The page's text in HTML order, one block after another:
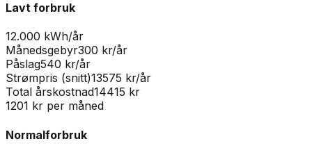
Lavt forbruk
12.000 kWh/år
Månedsgebyr300 kr/år
Påslag540 kr/år
Strømpris (snitt)13575 kr/år
Total årskostnad14415 kr
1201 kr per måned
Normalforbruk